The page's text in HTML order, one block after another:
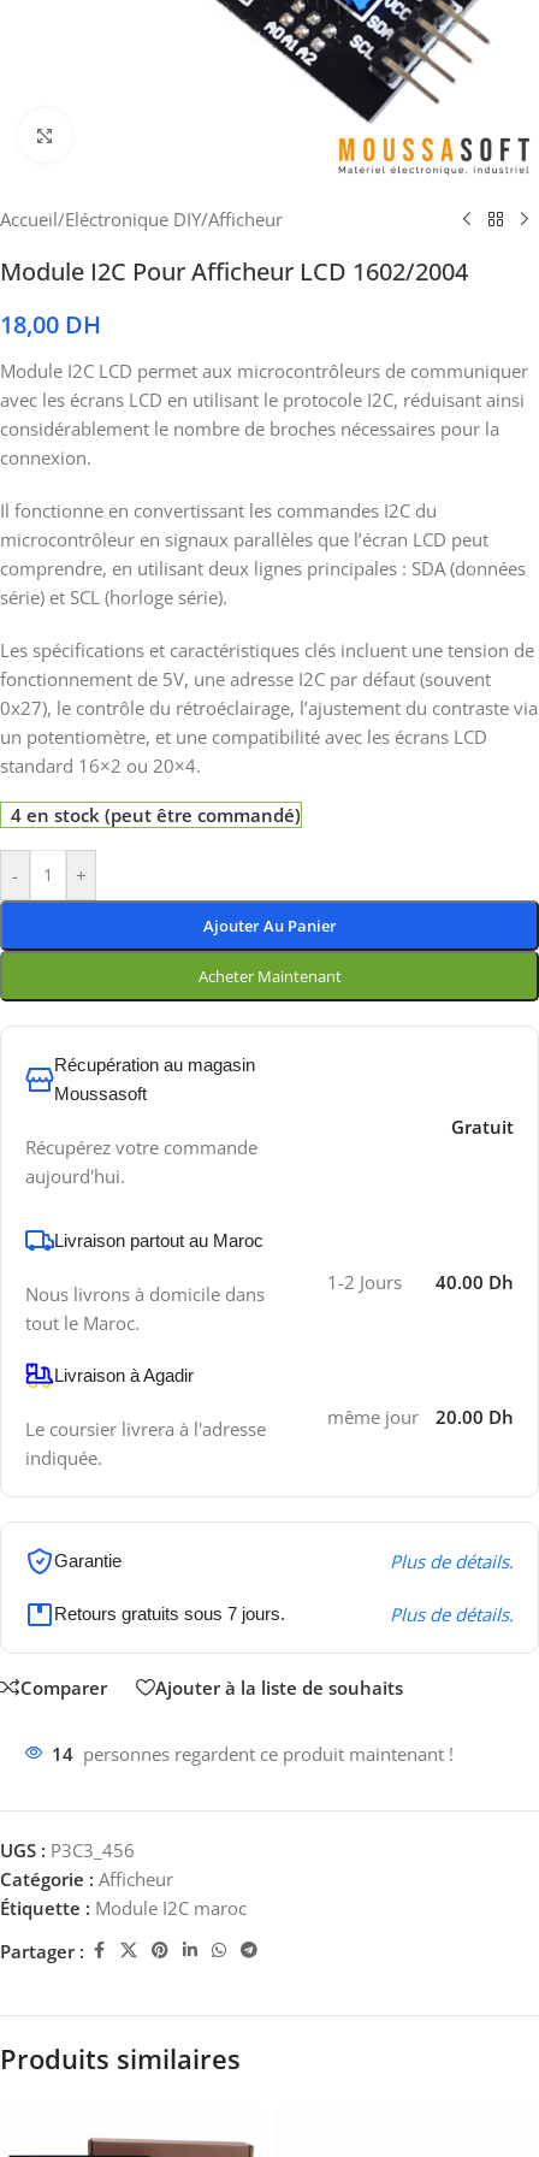
Accueil/Eléctronique DIY/Afficheur
Module I2C Pour Afficheur LCD 1602/2004
18,00 DH
Module I2C LCD permet aux microcontrôleurs de communiquer
avec les écrans LCD en utilisant le protocole I2C, réduisant ainsi
considérablement le nombre de broches nécessaires pour la
connexion.
Il fonctionne en convertissant les commandes I2C du
microcontrôleur en signaux parallèles que l’écran LCD peut
comprendre, en utilisant deux lignes principales : SDA (données
série) et SCL (horloge série).
Les spécifications et caractéristiques clés incluent une tension de
fonctionnement de 5V, une adresse I2C par défaut (souvent
0x27), le contrôle du rétroéclairage, l’ajustement du contraste via
un potentiomètre, et une compatibilité avec les écrans LCD
standard 16×2 ou 20×4.
4 en stock (peut être commandé)
- +
Ajouter Au Panier
Acheter Maintenant
Récupération au magasin
Moussasoft
Récupérez votre commande
aujourd'hui.
Gratuit
Livraison partout au Maroc
Nous livrons à domicile dans
tout le Maroc.
1-2 Jours 40.00 Dh
Livraison à Agadir
Le coursier livrera à l'adresse
indiquée.
même jour 20.00 Dh
Garantie Plus de détails.
Retours gratuits sous 7 jours. Plus de détails.
Comparer Ajouter à la liste de souhaits
14 personnes regardent ce produit maintenant !
UGS : P3C3_456
Catégorie : Afficheur
Étiquette : Module I2C maroc
Partager :
Produits similaires